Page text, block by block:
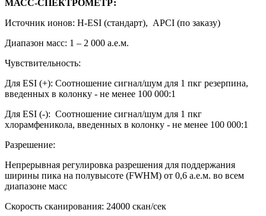
МАСС-СПЕКТРОМЕТР:
Источник ионов: H-ESI (стандарт), APCI (по заказу)
Диапазон масс: 1 – 2 000 а.е.м.
Чувствительность:
Для ESI (+): Соотношение сигнал/шум для 1 пкг резерпина,
введенных в колонку - не менее 100 000:1
Для ESI (-): Соотношение сигнал/шум для 1 пкг
хлорамфеникола, введенных в колонку - не менее 100 000:1
Разрешение:
Непрерывная регулировка разрешения для поддержания
ширины пика на полувысоте (FWHM) от 0,6 а.е.м. во всем
диапазоне масс
Скорость сканирования: 24000 скан/сек